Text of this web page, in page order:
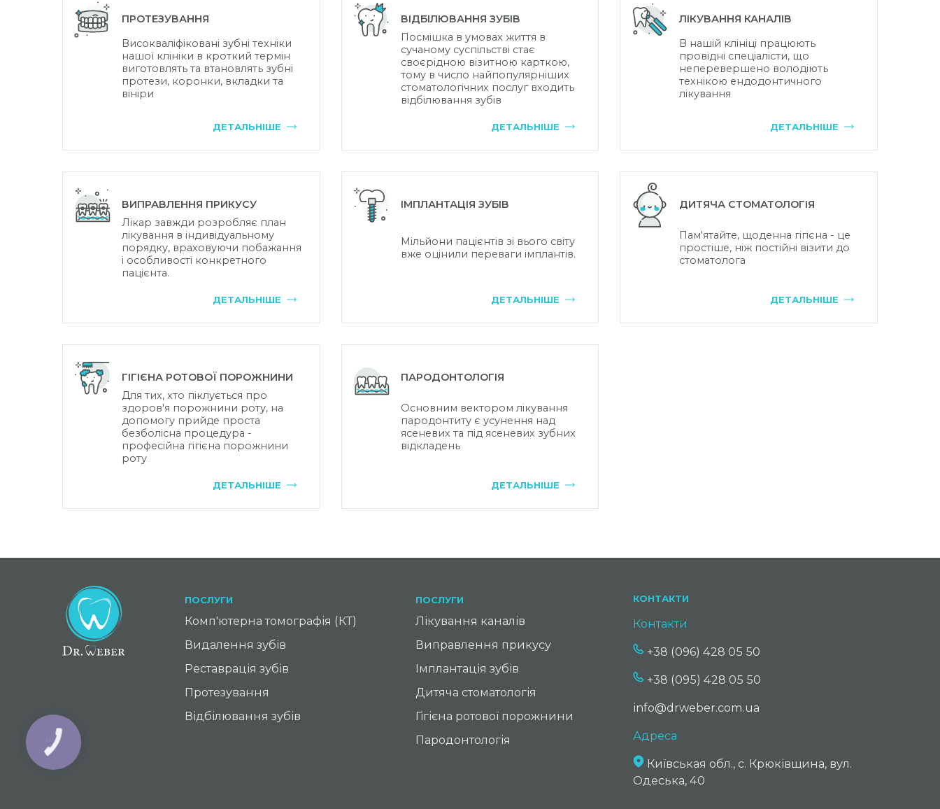
ПРОТЕЗУВАННЯ
Високваліфіковані зубні техніки
нашої клініки в кроткий термін
виготовлять та втановлять зубні
протези, коронки, вкладки та
вініри
ДЕТАЛЬНІШЕ
ВІДБІЛЮВАННЯ ЗУБІВ
Посмішка в умовах життя в
сучаному суспільстві стає
своєрідною візитною карткою,
тому в число найпопулярніших
стоматологічних послуг входить
відбілювання зубів
ДЕТАЛЬНІШЕ
ЛІКУВАННЯ КАНАЛІВ
В нашій клініці працюють
провідні спеціалісти, що
неперевершено володіють
технікою ендодонтичного
лікування
ДЕТАЛЬНІШЕ
ВИПРАВЛЕННЯ ПРИКУСУ
Лікар завжди розробляє план
лікування в індивідуальному
порядку, враховуючи побажання
і особливості конкретного
пацієнта.
ДЕТАЛЬНІШЕ
ІМПЛАНТАЦІЯ ЗУБІВ
Мільйони пацієнтів зі вього світу
вже оцінили переваги імплантів.
ДЕТАЛЬНІШЕ
ДИТЯЧА СТОМАТОЛОГІЯ
Пам'ятайте, щоденна гігієна - це
простіше, ніж постійні візити до
стоматолога
ДЕТАЛЬНІШЕ
ГІГІЄНА РОТОВОЇ ПОРОЖНИНИ
Для тих, хто піклується про
здоров'я порожнини роту, на
допомогу прийде проста
безболісна процедура -
професійна гігієна порожнини
роту
ДЕТАЛЬНІШЕ
ПАРОДОНТОЛОГІЯ
Основним вектором лікування
пародонтиту є усунення над
ясеневих та під ясеневих зубних
відкладень
ДЕТАЛЬНІШЕ
ПОСЛУГИ
Комп'ютерна томографія (КТ)
Видалення зубів
Реставрація зубів
Протезування
Відбілювання зубів
ПОСЛУГИ
Лікування каналів
Виправлення прикусу
Імплантація зубів
Дитяча стоматологія
Гігієна ротової порожнини
Пародонтологія
КОНТАКТИ
Контакти
+38 (096) 428 05 50
+38 (095) 428 05 50
info@drweber.com.ua
Адреса
Київськая обл., с. Крюківщина, вул.
Одеська, 40